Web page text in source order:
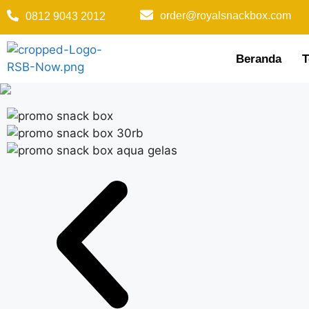
0812 9043 2012 order@royalsnackbox.com
Beranda